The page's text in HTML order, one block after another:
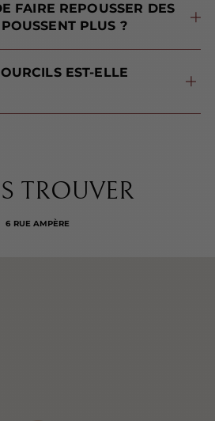
FAIRE REPOUSSER DES
PLUS ?
EST-ELLE
TROUVER
6 RUE AMPÈRE